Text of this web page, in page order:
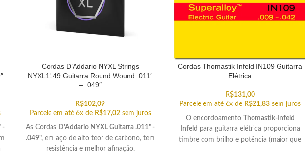
-
Cordas D’Addario NYXL Strings
NYXL1149 Guitarra Round Wound .011″
– .049″
R$102,09
Parcele em até 6x de R$17,02 sem juros
As Cordas D'Addario NYXL Guitarra .011" -
.049",em aço de alto teor de carbono, tem
resistência e melhor afinação.
Cordas Thomastik Infeld IN109 Guitarra
Elétrica
R$131,00
Parcele em até 6x de R$21,83 sem juros
O encordoamento
Thomastik-Infeld
Infeld para guitarra elétrica proporciona
timbre com brilho e potência (maior que